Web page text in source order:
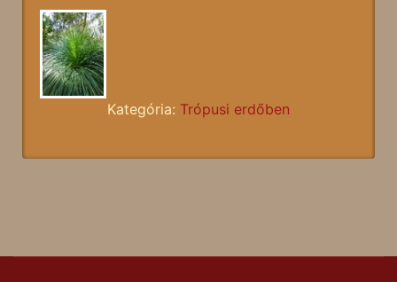
Kategória: Trópusi erdőben